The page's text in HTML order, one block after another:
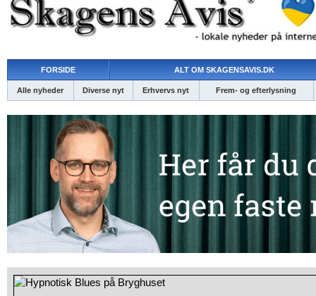
FORSIDE ALT OM SKAGENSAVIS.DK
Alle nyheder Diverse nyt Erhvervs nyt Frem- og efterlysning